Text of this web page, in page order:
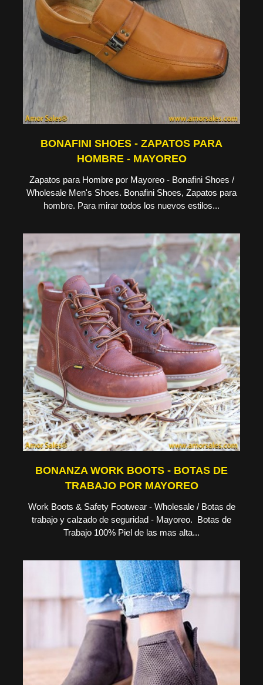
BONAFINI SHOES - ZAPATOS PARA
HOMBRE - MAYOREO
Zapatos para Hombre por Mayoreo - Bonafini Shoes /
Wholesale Men's Shoes. Bonafini Shoes, Zapatos para
hombre. Para mirar todos los nuevos estilos...
BONANZA WORK BOOTS - BOTAS DE
TRABAJO POR MAYOREO
Work Boots & Safety Footwear - Wholesale / Botas de
trabajo y calzado de seguridad - Mayoreo. Botas de
Trabajo 100% Piel de las mas alta...